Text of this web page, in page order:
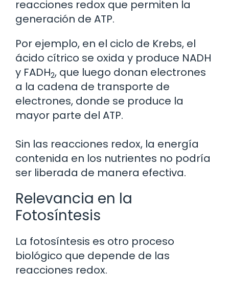
reacciones redox que permiten la
generación de ATP.
Por ejemplo, en el ciclo de Krebs, el
ácido cítrico se oxida y produce NADH
y FADH2, que luego donan electrones
a la cadena de transporte de
electrones, donde se produce la
mayor parte del ATP.
Sin las reacciones redox, la energía
contenida en los nutrientes no podría
ser liberada de manera efectiva.
Relevancia en la
Fotosíntesis
La fotosíntesis es otro proceso
biológico que depende de las
reacciones redox.